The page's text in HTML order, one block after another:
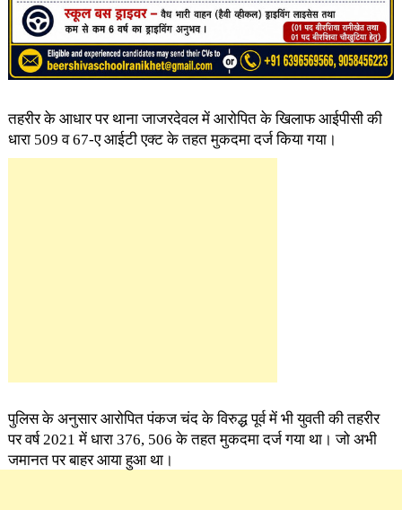
तहरीर के आधार पर थाना जाजरदेवल में आरोपित के खिलाफ आईपीसी की
धारा 509 व 67-ए आईटी एक्ट के तहत मुकदमा दर्ज किया गया।
पुलिस के अनुसार आरोपित पंकज चंद के विरुद्ध पूर्व में भी युवती की तहरीर
पर वर्ष 2021 में धारा 376, 506 के तहत मुकदमा दर्ज गया था। जो अभी
जमानत पर बाहर आया हुआ था।